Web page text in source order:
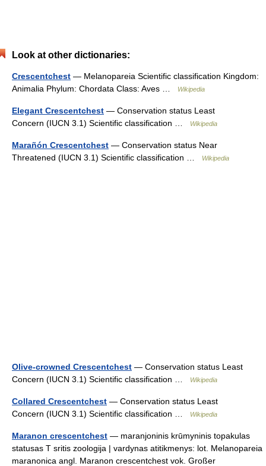
Look at other dictionaries:
Crescentchest — Melanopareia Scientific classification Kingdom:
Animalia Phylum: Chordata Class: Aves …
Wikipedia
Elegant Crescentchest — Conservation status Least
Concern (IUCN 3.1) Scientific classification …
Wikipedia
Marañón Crescentchest — Conservation status Near
Threatened (IUCN 3.1) Scientific classification …
Wikipedia
Olive-crowned Crescentchest — Conservation status Least
Concern (IUCN 3.1) Scientific classification …
Wikipedia
Collared Crescentchest — Conservation status Least
Concern (IUCN 3.1) Scientific classification …
Wikipedia
Maranon crescentchest — maranjoninis krūmyninis topakulas
statusas T sritis zoologija | vardynas atitikmenys: lot. Melanopareia
maranonica angl. Maranon crescentchest vok. Großer